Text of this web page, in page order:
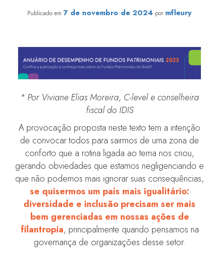
Publicado em 7 de novembro de 2024 por mfleury
* Por Viviane Elias Moreira, C-level e conselheira
fiscal do IDIS
A provocação proposta neste texto tem a intenção
de convocar todos para sairmos de uma zona de
conforto que a rotina ligada ao tema nos criou,
gerando obviedades que estamos negligenciando e
que não podemos mais ignorar suas consequências,
se quisermos um país mais igualitário:
diversidade e inclusão precisam ser mais
bem gerenciadas em nossas ações de
filantropia, principalmente quando pensamos na
governança de organizações desse setor.